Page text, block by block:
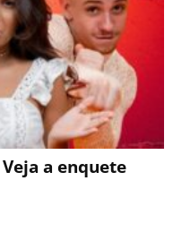
a enquete